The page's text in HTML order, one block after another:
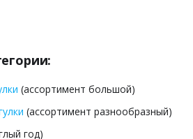
(ассортимент большой)
(ассортимент разнообразный)
год)